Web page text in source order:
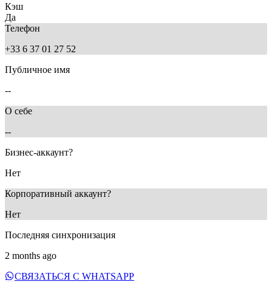
Кэш
Да
Телефон
+33 6 37 01 27 52
Публичное имя
--
О себе
--
Бизнес-аккаунт?
Нет
Корпоративный аккаунт?
Нет
Последняя синхронизация
2 months ago
СВЯЗАТЬСЯ С WHATSAPP